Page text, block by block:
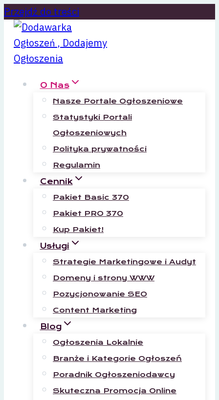
Przejdź do treści
O Nas
Nasze Portale Ogłoszeniowe
Statystyki Portali
Ogłoszeniowych
Polityka prywatności
Regulamin
Cennik
Pakiet Basic 370
Pakiet PRO 370
Kup Pakiet!
Usługi
Strategie Marketingowe i Audyt
Domeny i strony WWW
Pozycjonowanie SEO
Content Marketing
Blog
Ogłoszenia Lokalnie
Branże i Kategorie Ogłoszeń
Poradnik Ogłoszeniodawcy
Skuteczna Promocja Online